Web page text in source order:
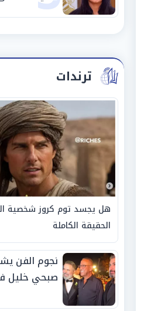
سويف
ترندات
هل يجسد توم كروز شخصية
الحقيقة الكاملة
نجوم الفن
صبحي خليل